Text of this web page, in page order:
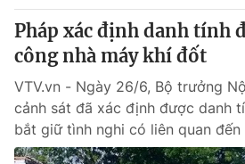
Pháp xác định danh tính
công nhà máy khí đốt
VTV.vn - Ngày 26/6, Bộ trưởng
cảnh sát đã xác định được danh
bắt giữ tình nghi có liên quan đến